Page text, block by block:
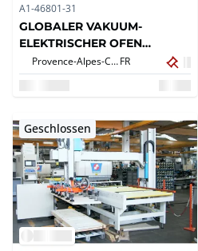
A1-46801-31
GLOBALER VAKUUM-
ELEKTRISCHER OFEN
Industrie-Elektroofen
Provence-Alpes-Côte d'Azur,FR
Geschlossen